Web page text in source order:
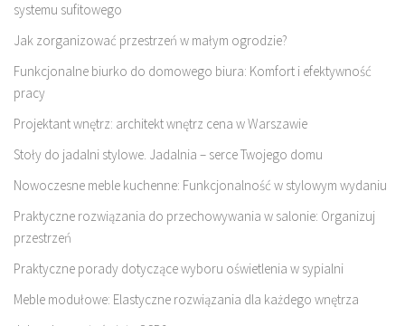
systemu sufitowego
Jak zorganizować przestrzeń w małym ogrodzie?
Funkcjonalne biurko do domowego biura: Komfort i efektywność
pracy
Projektant wnętrz: architekt wnętrz cena w Warszawie
Stoły do jadalni stylowe. Jadalnia – serce Twojego domu
Nowoczesne meble kuchenne: Funkcjonalność w stylowym wydaniu
Praktyczne rozwiązania do przechowywania w salonie: Organizuj
przestrzeń
Praktyczne porady dotyczące wyboru oświetlenia w sypialni
Meble modułowe: Elastyczne rozwiązania dla każdego wnętrza